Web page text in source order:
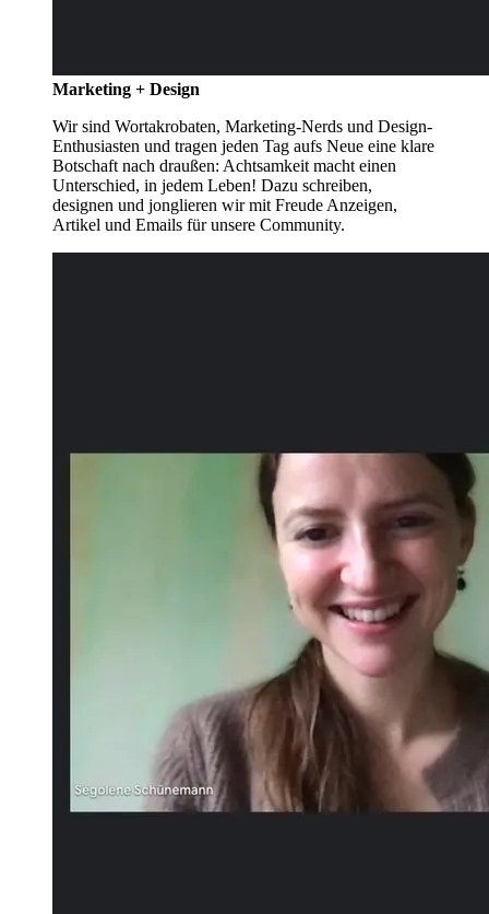
Marketing + Design
Wir sind Wortakrobaten, Marketing-Nerds und Design-
Enthusiasten und tragen jeden Tag aufs Neue eine klare
Botschaft nach draußen: Achtsamkeit macht einen
Unterschied, in jedem Leben! Dazu schreiben,
designen und jonglieren wir mit Freude Anzeigen,
Artikel und Emails für unsere Community.